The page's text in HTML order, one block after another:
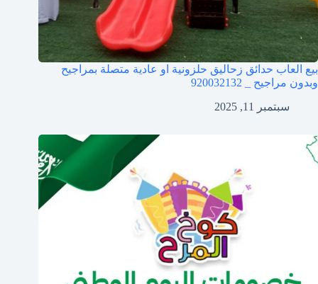
بيع العاب حدائق زحاليق حلزونية او عادية متصلة بمراجيح
وبدون مراجيح _ 920032132
سبتمبر 11, 2025